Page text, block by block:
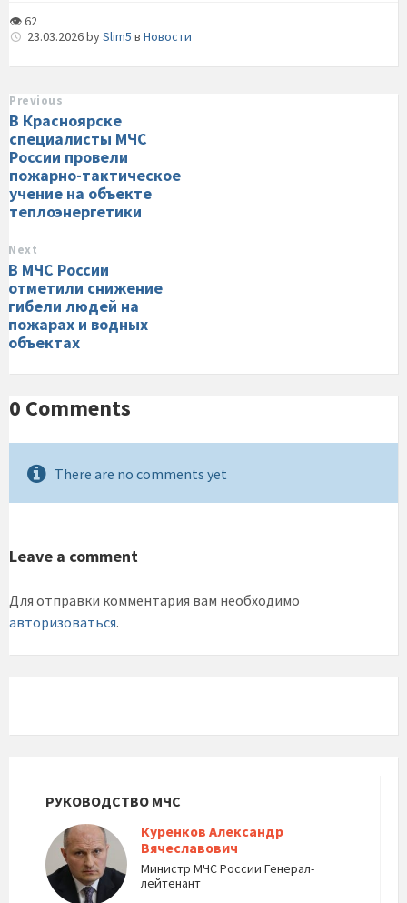
👁 62
23.03.2026bySlim5 в Новости
Previous
В Красноярске
специалисты МЧС
России провели
пожарно-тактическое
учение на объекте
теплоэнергетики
Next
В МЧС России
отметили снижение
гибели людей на
пожарах и водных
объектах
0 Comments
There are no comments yet
Leave a comment
Для отправки комментария вам необходимо
авторизоваться.
РУКОВОДСТВО МЧС
Куренков Александр
Вячеславович
Министр МЧС России Генерал-
лейтенант